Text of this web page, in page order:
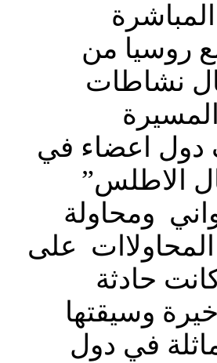
روسيا من
نشاطات
دول اعضاء في
الاطلس”
ومحاولة
على
حادثة
وسيقتها
في دول